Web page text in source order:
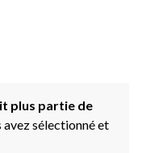
plus partie de
avez sélectionné et